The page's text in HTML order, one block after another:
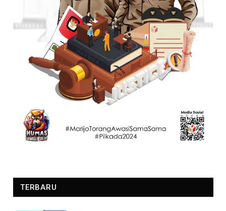
TERBARU